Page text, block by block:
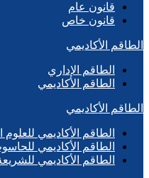
قانون عام
قانون خاص
الطاقم الأكاديمي
الطاقم الإداري
الطاقم الأكاديمي
الطاقم الأكاديمي
الطاقم الأكاديمي للعلوم
الطاقم الأكاديمي
الطاقم الأكاديمي